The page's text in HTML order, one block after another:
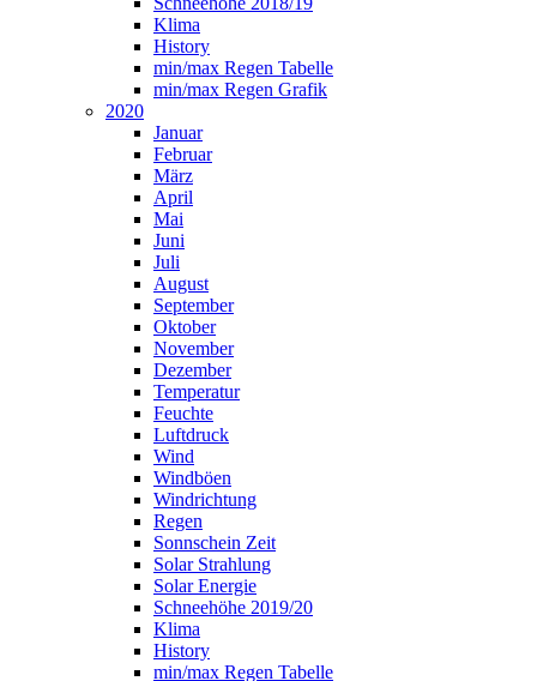
Klima
History
min/max Regen Tabelle
min/max Regen Grafik
2020
Januar
Februar
März
April
Mai
Juni
Juli
August
September
Oktober
November
Dezember
Temperatur
Feuchte
Luftdruck
Wind
Windböen
Windrichtung
Regen
Sonnschein Zeit
Solar Strahlung
Solar Energie
Schneehöhe 2019/20
Klima
History
min/max Regen Tabelle